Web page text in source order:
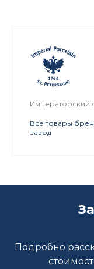
Все товары
завод
Подробно